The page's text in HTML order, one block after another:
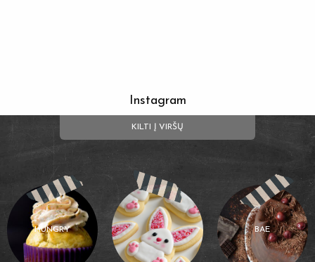
Instagram
KILTI Į VIRŠŲ
HUNGRY BAE